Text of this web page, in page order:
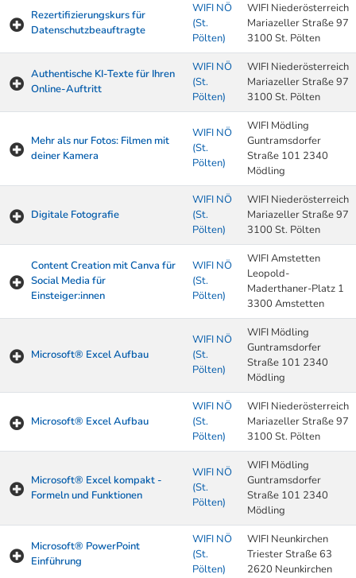
Rezertifizierungskurs für
Datenschutzbeauftragte
WIFI NÖ
(St.
Pölten)
WIFI Niederösterreich
Mariazeller Straße 97
3100 St. Pölten
Authentische KI-Texte für Ihren
Online-Auftritt
WIFI NÖ
(St.
Pölten)
WIFI Niederösterreich
Mariazeller Straße 97
3100 St. Pölten
Mehr als nur Fotos: Filmen mit
deiner Kamera
WIFI NÖ
(St.
Pölten)
WIFI Mödling
Guntramsdorfer
Straße 101 2340
Mödling
Digitale Fotografie
WIFI NÖ
(St.
Pölten)
WIFI Niederösterreich
Mariazeller Straße 97
3100 St. Pölten
Content Creation mit Canva für
Social Media für
Einsteiger:innen
WIFI NÖ
(St.
Pölten)
WIFI Amstetten
Leopold-
Maderthaner-Platz 1
3300 Amstetten
Microsoft® Excel Aufbau
WIFI NÖ
(St.
Pölten)
WIFI Mödling
Guntramsdorfer
Straße 101 2340
Mödling
Microsoft® Excel Aufbau
WIFI NÖ
(St.
Pölten)
WIFI Niederösterreich
Mariazeller Straße 97
3100 St. Pölten
Microsoft® Excel kompakt -
Formeln und Funktionen
WIFI NÖ
(St.
Pölten)
WIFI Mödling
Guntramsdorfer
Straße 101 2340
Mödling
Microsoft® PowerPoint
Einführung
WIFI NÖ
(St.
Pölten)
WIFI Neunkirchen
Triester Straße 63
2620 Neunkirchen